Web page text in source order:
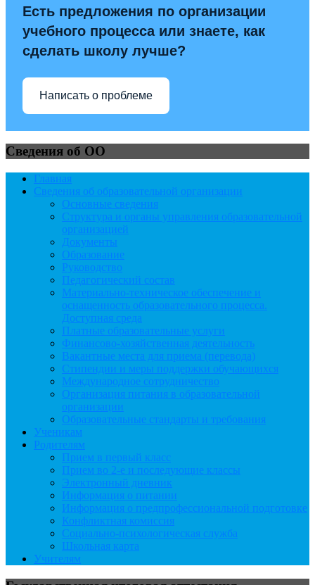
Есть предложения по организации
учебного процесса или знаете, как
сделать школу лучше?
Написать о проблеме
Сведения об ОО
Главная
Сведения об образовательной организации
Основные сведения
Структура и органы управления образовательной
организацией
Документы
Образование
Руководство
Педагогический состав
Материально-техническое обеспечение и
оснащенность образовательного процесса.
Доступная среда
Платные образовательные услуги
Финансово-хозяйственная деятельность
Вакантные места для приема (перевода)
Стипендии и меры поддержки обучающихся
Международное сотрудничество
Организация питания в образовательной
организации
Образовательные стандарты и требования
Ученикам
Родителям
Прием в первый класс
Прием во 2-е и последующие классы
Электронный дневник
Информация о питании
Информация о предпрофессиональной подготовке
Конфликтная комиссия
Социально-психологическая служба
Школьная карта
Учителям